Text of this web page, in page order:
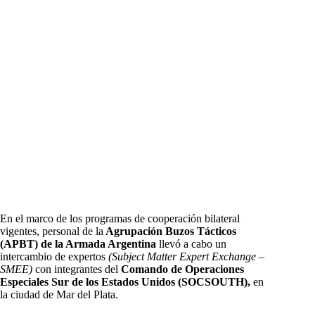
En el marco de los programas de cooperación bilateral
vigentes, personal de la Agrupación Buzos Tácticos
(APBT) de la Armada Argentina llevó a cabo un
intercambio de expertos (Subject Matter Expert Exchange –
SMEE) con integrantes del Comando de Operaciones
Especiales Sur de los Estados Unidos (SOCSOUTH), en
la ciudad de Mar del Plata.